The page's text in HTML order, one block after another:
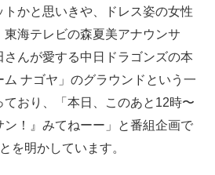
ア
線
の話題
かと思いきや、ドレス姿の女性
海テレビの森夏美アナウンサ
んが愛する中日ドラゴンズの本
ナゴヤ」のグラウンドという一
ており、「本日、このあと12時〜
！』みてねーー」と番組企画で
を明かしています。